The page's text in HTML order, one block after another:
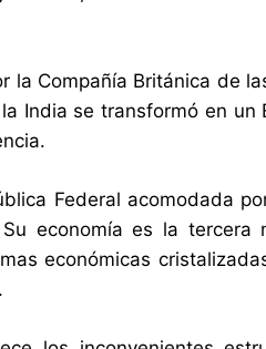
la Compañía Británica de
India se transformó en un
Federal acomodada
economía es la
económicas